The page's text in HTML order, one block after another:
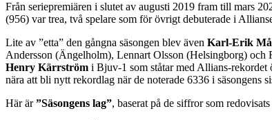
Från seriepremiären i slutet av augusti 2019 fram till mars
(956) var trea, två spelare som för övrigt debuterade i
Lite av ”etta” den gångna säsongen blev även Karl-Erik
Andersson (Ängelholm), Lennart Olsson (Helsingborg) och
Henry Kärrström i Bjuv-1 som ståtar med Allians-
nära att bli nytt rekordlag när de noterade 6336 i säsongens
Här är”Säsongens lag”, baserat på de siffror som